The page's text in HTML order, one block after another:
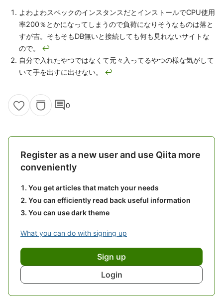
よわよわスペックのインスタンスだとインストールでCPU使用
率200％とかになってしまうので負荷になりそうなものは落と
すが吉。そもそもDB無いと接続しても何も見れないサイトな
ので。 ↩
自分で入れたやつではなくて元々入ってるやつの様な気がして
いて手を出すに出せない。 ↩
comment0
Register as a new user and use Qiita more
conveniently
You get articles that match your needs
You can efficiently read back useful information
You can use dark theme
What you can do with signing up
Sign up
Login